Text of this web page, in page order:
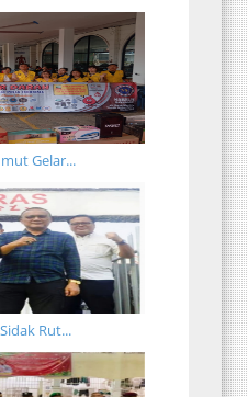
Gelar...
Rut...